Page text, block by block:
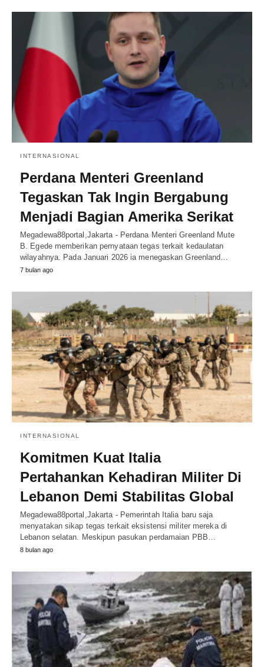
INTERNASIONAL
Perdana Menteri Greenland
Tegaskan Tak Ingin Bergabung
Menjadi Bagian Amerika Serikat
Megadewa88portal,Jakarta - Perdana Menteri Greenland Mute
B. Egede memberikan pernyataan tegas terkait kedaulatan
wilayahnya. Pada Januari 2026 ia menegaskan Greenland…
7 bulan ago
INTERNASIONAL
Komitmen Kuat Italia
Pertahankan Kehadiran Militer Di
Lebanon Demi Stabilitas Global
Megadewa88portal,Jakarta - Pemerintah Italia baru saja
menyatakan sikap tegas terkait eksistensi militer mereka di
Lebanon selatan. Meskipun pasukan perdamaian PBB…
8 bulan ago